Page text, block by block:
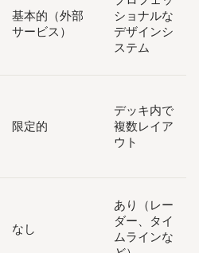
基本的（外部
サービス）
ショナルな
デザインシ
ステム
限定的
デッキ内で
複数レイア
ウト
なし
あり（レー
ダー、タイ
ムラインな